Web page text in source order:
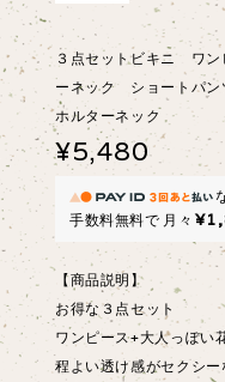
３点セットビキニ ワ
ーネック ショートパ
ホルターネック
¥5,480
手数料無料で 月々
【商品説明】
お得な３点セット
ワンピース+大人っぽい
程よい透け感がセクシ